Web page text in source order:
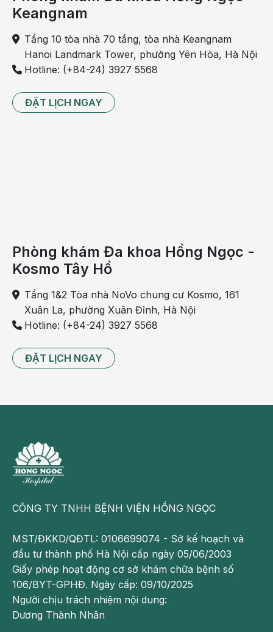
Keangnam
Tầng 10 tòa nhà 70 tầng, tòa nhà Keangnam
Hanoi Landmark Tower, phường Yên Hòa, Hà Nội
Hotline: (+84-24) 3927 5568
ĐẶT LỊCH NGAY
Phòng khám Đa khoa Hồng Ngọc -
Kosmo Tây Hồ
Tầng 1&2 Tòa nhà NoVo chung cư Kosmo, 161
Xuân La, phường Xuân Đỉnh, Hà Nội
Hotline: (+84-24) 3927 5568
ĐẶT LỊCH NGAY
CÔNG TY TNHH BỆNH VIỆN HỒNG NGỌC
MST/ĐKKD/QĐTL: 0106699074 - Sở kế hoạch và
đầu tư thành phố Hà Nội cấp ngày 05/06/2003
Giấy phép hoạt động cơ sở khám chữa bệnh số
106/BYT-GPHĐ. Ngày cấp: 09/10/2025
Người chịu trách nhiệm nội dung:
Dương Thành Nhân